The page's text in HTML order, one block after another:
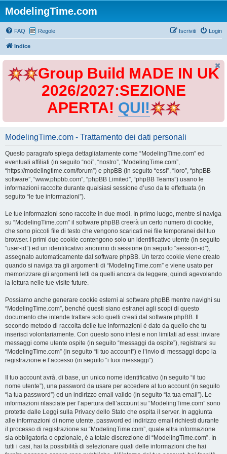
ModelingTime.com
FAQ Regole Login
Iscriviti
Indice
Group Build MADE IN UK
2026/2027:SEZIONE
APERTA! QUI!
ModelingTime.com - Trattamento dei dati personali
Questo paragrafo spiega dettagliatamente come “ModelingTime.com” ed
eventuali affiliati (in seguito “noi”, “nostro”, “ModelingTime.com”,
“https://modelingtime.com/forum”) e phpBB (in seguito “essi”, “loro”, “phpBB
software”, “www.phpbb.com”, “phpBB Limited”, “phpBB Teams”) usano le
informazioni raccolte durante qualsiasi sessione d’uso da te effettuata (in
seguito “le tue informazioni”).
Le tue informazioni sono raccolte in due modi. In primo luogo, mentre si naviga
su “ModelingTime.com” il software phpBB creerà un certo numero di cookie,
che sono piccoli file di testo che vengono scaricati nei file temporanei del tuo
browser. I primi due cookie contengono solo un identificativo utente (in seguito
“user-id”) ed un identificativo anonimo di sessione (in seguito “session-id”),
assegnato automaticamente dal software phpBB. Un terzo cookie viene creato
quando si naviga tra gli argomenti di “ModelingTime.com” e viene usato per
memorizzare gli argomenti letti da quelli ancora da leggere, quindi agevolando
la lettura nelle tue visite future.
Possiamo anche generare cookie esterni al software phpBB mentre navighi su
“ModelingTime.com”, benché questi siano estranei agli scopi di questo
documento che intende trattare solo quelli creati dal software phpBB. Il
secondo metodo di raccolta delle tue informazioni è dato da quello che tu
inserisci volontariamente. Con questo sono intesi e non limitati ad essi: inviare
messaggi come utente ospite (in seguito “messaggi da ospite”), registrarsi su
“ModelingTime.com” (in seguito “il tuo account”) e l’invio di messaggi dopo la
registrazione e l’accesso (in seguito “i tuoi messaggi”).
Il tuo account avrà, di base, un unico nome identificativo (in seguito “il tuo
nome utente”), una password da usare per accedere al tuo account (in seguito
“la tua password”) ed un indirizzo email valido (in seguito “la tua email”). Le
informazioni rilasciate per l’apertura dell’account su “ModelingTime.com” sono
protette dalle Leggi sulla Privacy dello Stato che ospita il server. In aggiunta
alle informazioni di nome utente, password ed indirizzo email richiesti durante
il processo di registrazione su “ModelingTime.com”, quale altra informazione
sia obbligatoria o opzionale, è a totale discrezione di “ModelingTime.com”. In
tutti i casi, hai la possibilità di selezionare quali delle informazioni che hai